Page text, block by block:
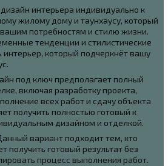
дизайн интерьера индивидуально к
жилому дому и таунхаусу, который
вашим потребностям и стилю жизни.
тенденции и стилистические
интерьер, который подчеркнёт вашу
под ключ предполагает полный
включая разработку проекта,
всех работ и сдачу объекта
получить полностью готовый к
дизайном и отделкой.
вариант подходит тем, кто
получить готовый результат без
процесс выполнения работ.